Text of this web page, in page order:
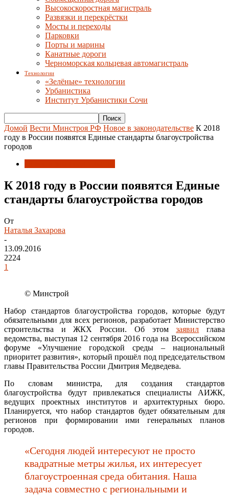
Высокоскоростная магистраль
Развязки и перекрёстки
Мосты и переходы
Парковки
Порты и марины
Канатные дороги
Черноморская кольцевая автомагистраль
Технологии
«Зелёные» технологии
Урбанистика
Институт Урбанистики Сочи
Домой Вести Минстроя РФ Новое в законодательстве К 2018
году в России появятся Единые стандарты благоустройства
городов
К 2018 году в России появятся Единые
стандарты благоустройства городов
От
Наталья Захарова
-
13.09.2016
2224
1
© Минстрой
Набор стандартов благоустройства городов, которые будут
обязательными для всех регионов, разработает Министерство
строительства и ЖКХ России. Об этомзаявил глава
ведомства, выступая 12 сентября 2016 года на Всероссийском
форуме «Улучшение городской среды – национальный
приоритет развития», который прошёл под председательством
главы Правительства России Дмитрия Медведева.
По словам министра, для создания стандартов
благоустройства будут привлекаться специалисты АИЖК,
ведущих проектных институтов и архитектурных бюро.
Планируется, что набор стандартов будет обязательным для
регионов при формировании ими генеральных планов
городов.
«Сегодня людей интересуют не просто
квадратные метры жилья, их интересует
благоустроенная среда обитания. Наша
задача совместно с региональными и